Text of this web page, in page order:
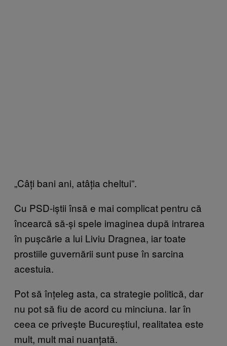
„Câți bani ani, atâția cheltui”.
Cu PSD-iștii însă e mai complicat pentru că
încearcă să-și spele imaginea după intrarea
în pușcărie a lui Liviu Dragnea, iar toate
prostiile guvernării sunt puse în sarcina
acestuia.
Pot să înțeleg asta, ca strategie politică, dar
nu pot să fiu de acord cu minciuna. Iar în
ceea ce privește Bucureștiul, realitatea este
mult, mult mai nuanțată.